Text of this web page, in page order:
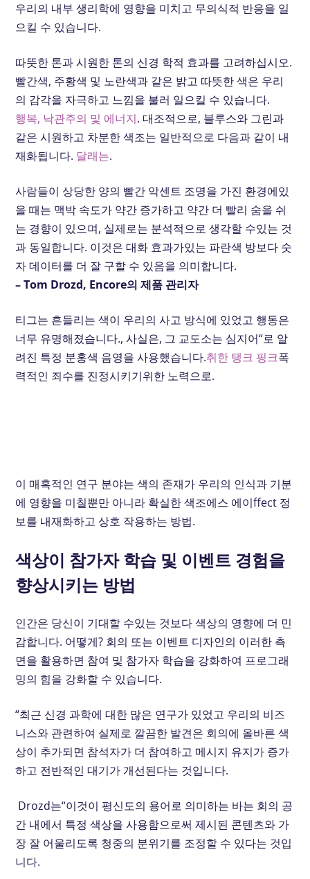
우리의 내부 생리학에 영향을 미치고 무의식적 반응을 일
으킬 수 있습니다.
따뜻한 톤과 시원한 톤의 신경 학적 효과를 고려하십시오.
빨간색, 주황색 및 노란색과 같은 밝고 따뜻한 색은 우리
의 감각을 자극하고 느낌을 불러 일으킬 수 있습니다.
행복, 낙관주의 및 에너지. 대조적으로, 블루스와 그린과
같은 시원하고 차분한 색조는 일반적으로 다음과 같이 내
재화됩니다. 달래는.
사람들이 상당한 양의 빨간 악센트 조명을 가진 환경에있
을 때는 맥박 속도가 약간 증가하고 약간 더 빨리 숨을 쉬
는 경향이 있으며, 실제로는 분석적으로 생각할 수있는 것
과 동일합니다. 이것은 대화 효과가있는 파란색 방보다 숫
자 데이터를 더 잘 구할 수 있음을 의미합니다.
– Tom Drozd, Encore의 제품 관리자
티그는 흔들리는 색이 우리의 사고 방식에 있었고 행동은
너무 유명해졌습니다., 사실은, 그 교도소는 심지어“로 알
려진 특정 분홍색 음영을 사용했습니다.취한 탱크 핑크폭
력적인 죄수를 진정시키기위한 노력으로.
이 매혹적인 연구 분야는 색의 존재가 우리의 인식과 기분
에 영향을 미칠뿐만 아니라 확실한색조에스 에이ffect 정
보를 내재화하고 상호 작용하는 방법.
색상이 참가자 학습 및 이벤트 경험을
향상시키는 방법
인간은 당신이 기대할 수있는 것보다 색상의 영향에 더 민
감합니다. 어떻게? 회의 또는 이벤트 디자인의 이러한 측
면을 활용하면 참여 및 참가자 학습을 강화하여 프로그래
밍의 힘을 강화할 수 있습니다.
“최근 신경 과학에 대한 많은 연구가 있었고 우리의 비즈
니스와 관련하여 실제로 깔끔한 발견은 회의에 올바른 색
상이 추가되면 참석자가 더 참여하고 메시지 유지가 증가
하고 전반적인 대기가 개선된다는 것입니다.
Drozd는“이것이 평신도의 용어로 의미하는 바는 회의 공
간 내에서 특정 색상을 사용함으로써 제시된 콘텐츠와 가
장 잘 어울리도록 청중의 분위기를 조정할 수 있다는 것입
니다.